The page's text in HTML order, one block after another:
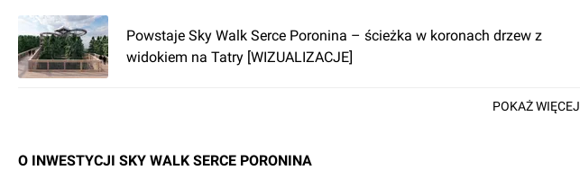
Powstaje Sky Walk Serce Poronina – ścieżka w koronach drzew z
widokiem na Tatry [WIZUALIZACJE]
POKAŻ WIĘCEJ
O INWESTYCJI SKY WALK SERCE PORONINA